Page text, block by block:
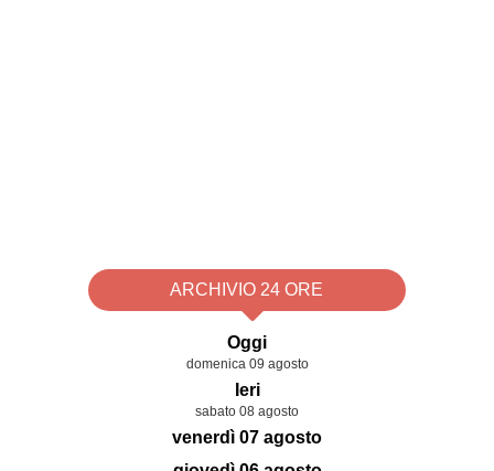
ARCHIVIO 24 ORE
Oggi
domenica 09 agosto
Ieri
sabato 08 agosto
venerdì 07 agosto